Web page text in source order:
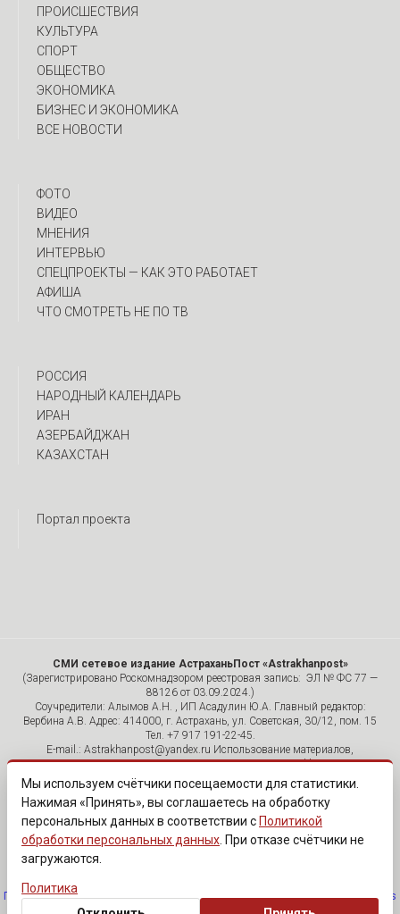
ПРОИСШЕСТВИЯ
КУЛЬТУРА
СПОРТ
ОБЩЕСТВО
ЭКОНОМИКА
БИЗНЕС И ЭКОНОМИКА
ВСЕ НОВОСТИ
ФОТО
ВИДЕО
МНЕНИЯ
ИНТЕРВЬЮ
CПЕЦПРОЕКТЫ — КАК ЭТО РАБОТАЕТ
АФИША
ЧТО СМОТРЕТЬ НЕ ПО ТВ
РОССИЯ
НАРОДНЫЙ КАЛЕНДАРЬ
ИРАН
АЗЕРБАЙДЖАН
КАЗАХСТАН
Портал проекта
СМИ сетевое издание АстраханьПост «Astrakhanpost»
(Зарегистрировано Роскомнадзором реестровая запись: ЭЛ № ФС 77 —
88126 от 03.09.2024.)
Соучредители: Алымов А.Н. , ИП Асадулин Ю.А. Главный редактор:
Вербина А.В. Адрес: 414000, г. Астрахань, ул. Советская, 30/12, пом. 15
Тел. +7 917 191-22-45.
E-mail.: Astrakhanpost@yandex.ru Использование материалов,
размещенных на страницах сетевого издания «Astrakhanpost»,
допускается исключительно с указанием источника и публикацией
активной гиперссылки на портал Astrakhanpost.ru. Комментарии
читателей сайта размещаются без предварительного редактирования.
Редакция оставляет за собой право удалить их с сайта или
отредактировать, если указанные сообщения нарушают законы РФ.
«САЙТ ПРЕДНАЗНАЧЕН ДЛЯ АУДИТОРИИ 18+»
Политика обработки персональных данных·Изменить согласие на cookies
Мы используем счётчики посещаемости для статистики.
Нажимая «Принять», вы соглашаетесь на обработку
персональных данных в соответствии с Политикой
обработки персональных данных . При отказе счётчики не
загружаются.
Политика